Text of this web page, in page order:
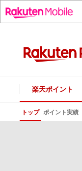
楽天ポイント
トップ ポイント実績